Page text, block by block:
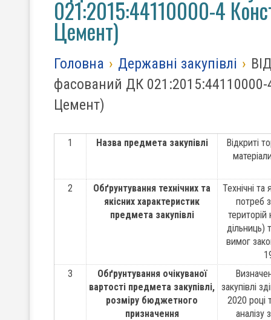
021:2015:44110000-4
Цемент)
Головна › Державні закупівлі ›
фасований ДК 021:2015:44110000-
Цемент)
1 Назва предмета закупівлі
Відкриті
2
Обґрунтування технічних та
якісних характеристик
предмета закупівлі
Технічні та
потреб
територій
дільниць)
вимог
3
Обґрунтування очікуваної
вартості предмета закупівлі,
розміру бюджетного
призначення
закупівлі
2020 році
аналізу